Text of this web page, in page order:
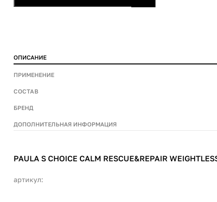
ОПИСАНИЕ
ПРИМЕНЕНИЕ
СОСТАВ
БРЕНД
ДОПОЛНИТЕЛЬНАЯ ИНФОРМАЦИЯ
PAULA S CHOICE CALM RESCUE&REPAIR
артикул: